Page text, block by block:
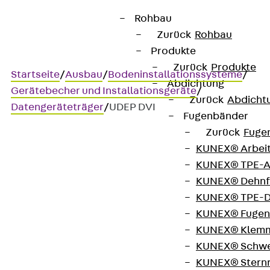
Rohbau
Zurück Rohbau
Produkte
Zurück Produkte
Abdichtung
Zurück
Fugenbänder
Zurück
KUNEX®
KUNEX®
KUNEX®
KUNEX®
KUNEX®
KUNEX®
KUNEX®
KUNEX®
Startseite/Ausbau/Bodeninstallationssysteme/
Gerätebecher und Installationsgeräte/
Datengeräteträger/UDEP DVI
Audio-/Videotechnik